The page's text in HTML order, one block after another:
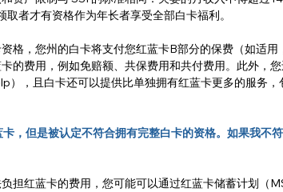
者才有资格作为年长者享受全部白卡福利。
格，您州的白卡将支付您红蓝卡B部分的保费（如适
的费用，例如免赔额、共保费用和共付费用。此外，
），且白卡还可以提供比单独拥有红蓝卡更多的服务
，但是被认定不符合拥有完整白卡的资格。如果我不
担红蓝卡的费用，您可能可以通过红蓝卡储蓄计划（